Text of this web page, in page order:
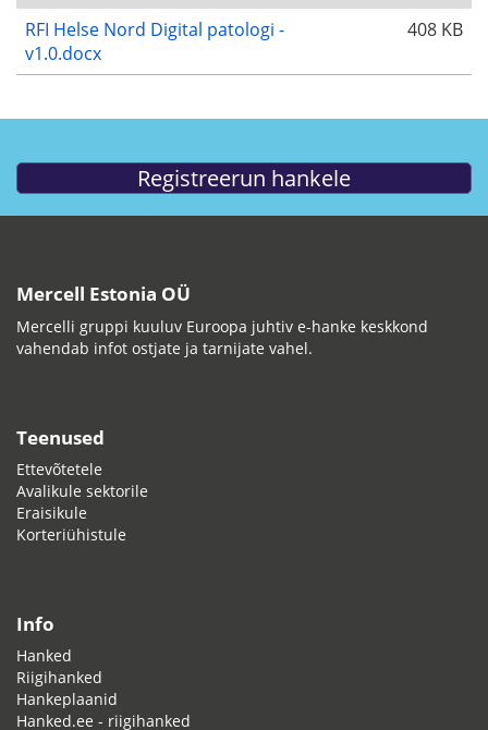
RFI Helse Nord Digital patologi -
v1.0.docx
408 KB
Mercell Estonia OÜ
Mercelli gruppi kuuluv Euroopa juhtiv e-hanke keskkond
vahendab infot ostjate ja tarnijate vahel.
Teenused
Ettevõtetele
Avalikule sektorile
Eraisikule
Korteriühistule
Info
Hanked
Riigihanked
Hankeplaanid
Hanked.ee - riigihanked